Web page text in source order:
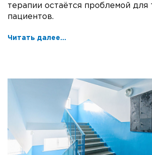
терапии остаётся проблемой для
пациентов.
Читать далее...